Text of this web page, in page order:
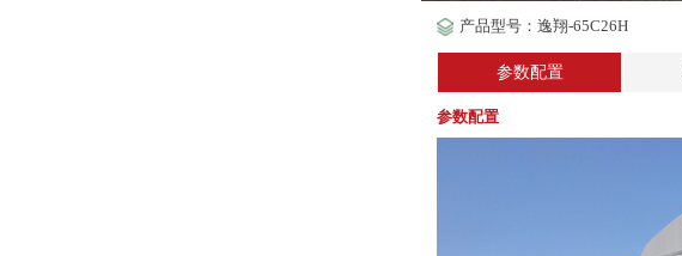
产品型号：逸翔-65C26H
参数配置
参数配置